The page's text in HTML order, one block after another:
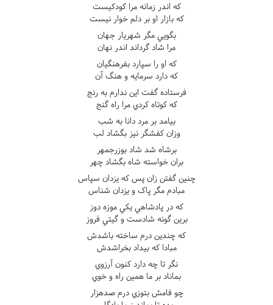
که اندر زمانه مرا کودکيست
که بازار او بر دلم خوار نيست
بگويي مگر شهريار جهان
مرا شاد گرداند اندر نهان
که او را سپارد بفرهنگيان
که دارد سرمايه و هنگ آن
فرستاده گفت اين ندارم به رنج
که کوتاه کردي مرا راه گنج
بيامد بر مرد دانا به شب
وزان کفشگر نيز بگشاد لب
برشاه شد شاد بوزرجمهر
بران خواسته شاه بگشاد چهر
چنين گفتن زان پس که يزدان سپاس
مبادم مگر پاک و يزدان شناس
که در پادشاهي يکي موزه دوز
برين گونه شادست و گيتي فروز
که چندين درم ساخته باشدش
مبادا که بيداد بخراشدش
نگر تا چه دارد کنون آرزوي
بماناد بر ما همين راه و خوي
چو فامش بتوزي درم صدهزار